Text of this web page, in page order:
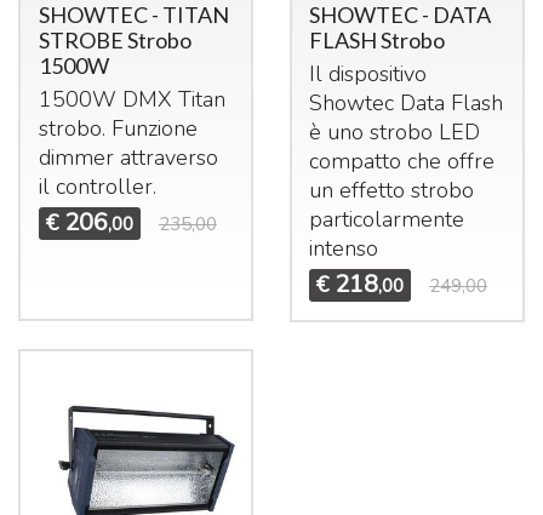
SHOWTEC - TITAN
STROBE Strobo
1500W
1500W DMX Titan
strobo. Funzione
dimmer attraverso
il controller.
€ 206,00 235,00
SHOWTEC - DATA
FLASH Strobo
Il dispositivo
Showtec Data Flash
è uno strobo LED
compatto che offre
un effetto strobo
particolarmente
intenso
€ 218,00 249,00